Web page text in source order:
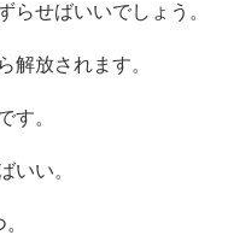
らせばいいでしょう。
解放されます。
す。
いい。